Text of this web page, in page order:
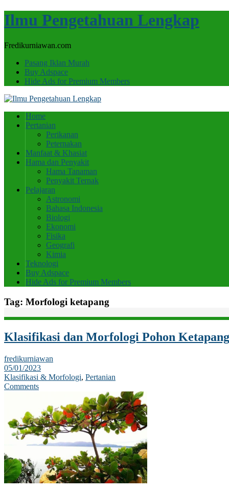
Ilmu Pengetahuan Lengkap
Fredikurniawan.com
Pasang Iklan Murah
Buy Adspace
Hide Ads for Premium Members
Home
Pertanian
Perikanan
Peternakan
Manfaat & Khasiat
Hama dan Penyakit
Hama Tanaman
Penyakit Ternak
Pelajaran
Astronomi
Bahasa Indonesia
Biologi
Ekonomi
Fisika
Geografi
Kimia
Teknologi
Buy Adspace
Hide Ads for Premium Members
Tag: Morfologi ketapang
Klasifikasi dan Morfologi Pohon
fredikurniawan
05/01/2023
Klasifikasi & Morfologi, Pertanian
Comments